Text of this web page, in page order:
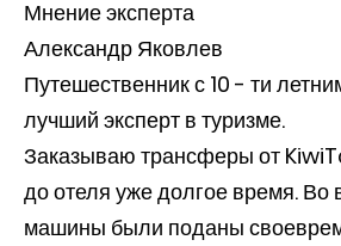
Мнение эксперта
Александр Яковлев
Путешественник с 10 - ти
лучший эксперт в туризме.
Заказываю трансферы от
до отеля уже долгое время. Во
машины были поданы